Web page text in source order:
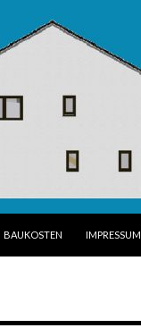
BAUKOSTEN IMPRESSUM